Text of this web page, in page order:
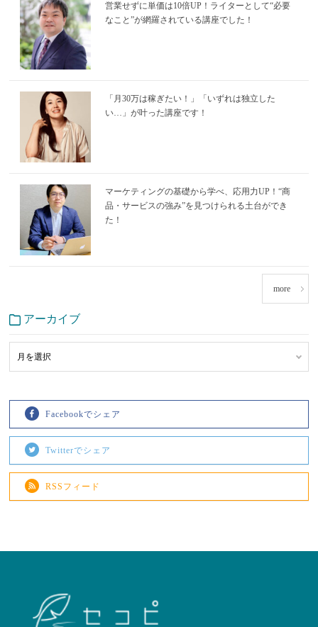
営業せずに単価は10倍UP！ライターとして“必要
なこと”が網羅されている講座でした！
「月30万は稼ぎたい！」「いずれは独立した
い…」が叶った講座です！
マーケティングの基礎から学べ、応用力UP！“商
品・サービスの強み”を見つけられる土台ができ
た！
more
アーカイブ
Facebookでシェア
Twitterでシェア
RSSフィード